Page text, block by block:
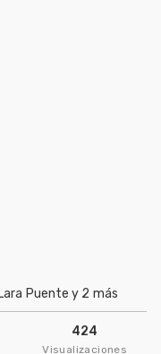
Puente y 2 más
424
Visualizaciones